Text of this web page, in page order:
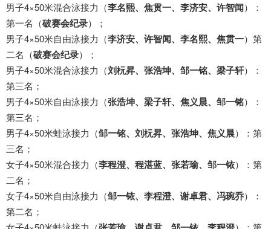
男子4×50米混合泳接力（李名熙、焦贯一、李济安、许智闻）：
第一名（破赛会纪录）；
男子4×50米自由泳接力（李济安、许智闻、李名熙、焦贯一）第
二名（破赛会纪录）；
男子4×50米混合泳接力（刘杬昇、张浩坤、邹一铭、梁子轩）：
第三名；
男子4×50米自由泳接力（张浩坤、梁子轩、焦义晨、邹一铭）：
第三名；
男子4×50米蛙泳接力（邹一铭、刘杬昇、张浩坤、焦义晨）：第
三名；
女子4×50米混合接力（李程澄、程湛蓝、张若瑜、邹一铱）：第
二名；
女子4×50米自由泳接力（邹一铱、李程澄、谢卓君、冯琬乔）：
第二名；